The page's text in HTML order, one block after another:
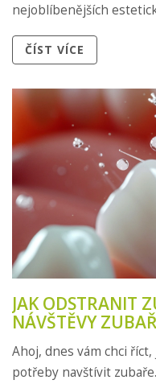
nejoblíbenějších
Tak pojďme do toho
ČÍST VÍCE
JAK ODSTRANIT
NÁVŠTĚVY
Ahoj, dnes vám chci
potřeby navštívit